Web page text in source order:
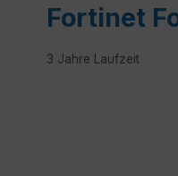
Fortinet
3 Jahre Laufzeit